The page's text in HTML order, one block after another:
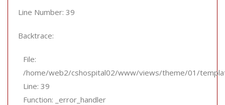
Line Number: 39
Backtrace:
File:
/home/web2/cshospital02/www/views/theme/01/
Line: 39
Function: _error_handler